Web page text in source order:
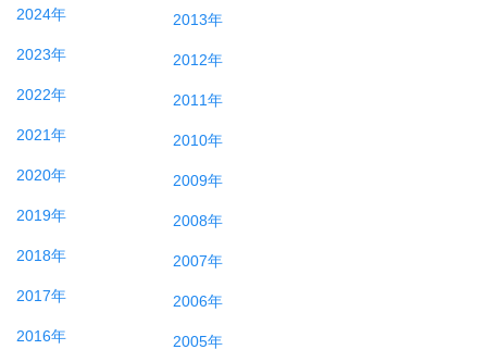
2024年
2023年
2022年
2021年
2020年
2019年
2018年
2017年
2016年
2013年
2012年
2011年
2010年
2009年
2008年
2007年
2006年
2005年